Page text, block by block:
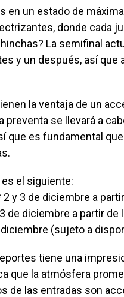
en un estado de
donde cada
La semifinal
y un después, así que
la ventaja de un
preventa se llevará a
que es fundamental
el siguiente:
y 3 de diciembre a
de diciembre a partir de
(sujeto a
tiene una
que la atmósfera
de las entradas son